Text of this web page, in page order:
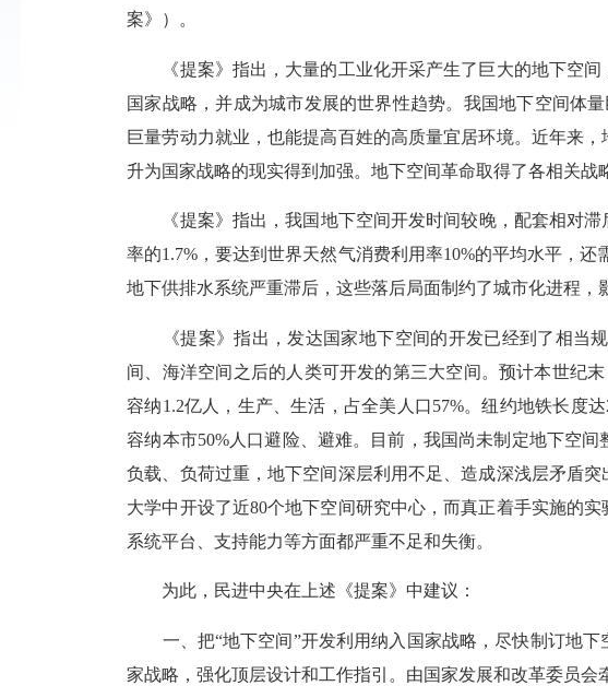
案》）。
《提案》指出，大量的工业化开采产生了巨大的地下空
国家战略，并成为城市发展的世界性趋势。我国地下空间体
巨量劳动力就业，也能提高百姓的高质量宜居环境。近年来
升为国家战略的现实得到加强。地下空间革命取得了各相关
《提案》指出，我国地下空间开发时间较晚，配套相对
率的1.7%，要达到世界天然气消费利用率10%的平均水平，
地下供排水系统严重滞后，这些落后局面制约了城市化进程，
《提案》指出，发达国家地下空间的开发已经到了相
间、海洋空间之后的人类可开发的第三大空间。预计本世纪
容纳1.2亿人，生产、生活，占全美人口57%。纽约地铁长度
容纳本市50%人口避险、避难。目前，我国尚未制定地下空
负载、负荷过重，地下空间深层利用不足、造成深浅层矛盾
大学中开设了近80个地下空间研究中心，而真正着手实施的
系统平台、支持能力等方面都严重不足和失衡。
为此，民进中央在上述《提案》中建议：
一、把“地下空间”开发利用纳入国家战略，尽快制订地
家战略，强化顶层设计和工作指引。由国家发展和改革委员